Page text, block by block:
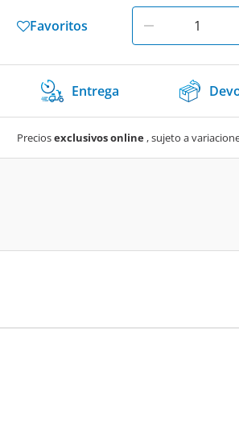
Favoritos
Entrega
Preciosexclusivos online, sujeto a